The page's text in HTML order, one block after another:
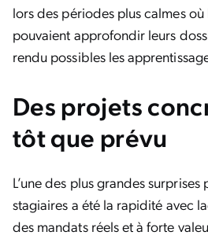
lors des périodes plus calmes où
pouvaient approfondir leurs
rendu possibles les
Des projets
tôt que prévu
L’une des plus grandes surprises
stagiaires a été la rapidité avec
des mandats réels et à forte